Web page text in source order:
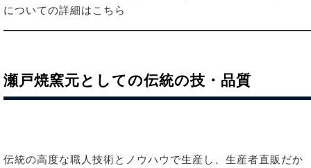
についての詳細はこちら
瀬戸焼窯元としての伝統の技・品質
伝統の高度な職人技術とノウハウで生産し、生産者直販だか